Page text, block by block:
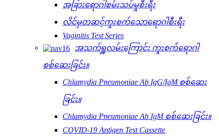
အခြားရောဂါစမ်းသပ်မှုစီးရီး
လိင်မှတဆင့်ကူးစက်သောရောဂါစီးရီး
Vaginitis Test Series
အသက်ရှူလမ်းကြောင်း ကူးစက်ရောဂါ
စစ်ဆေးခြင်း။
Chlamydia Pneumoniae Ab IgG/IgM စစ်ဆေး
ခြင်း။
Chlamydia Pneumoniae Ab IgM စစ်ဆေးခြင်း။
COVID-19 Antigen Test Cassette